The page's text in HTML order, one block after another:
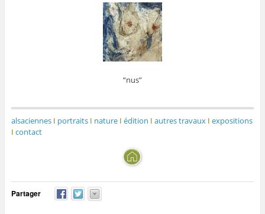
“nus”
alsaciennes I portraits I nature I édition I autres travaux I expositions
I contact
Partager